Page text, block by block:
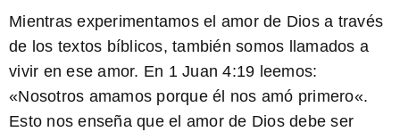
Mientras experimentamos el amor de Dios a través
de los textos bíblicos, también somos llamados a
vivir en ese amor. En 1 Juan 4:19 leemos:
«Nosotros amamos porque él nos amó primero«.
Esto nos enseña que el amor de Dios debe ser